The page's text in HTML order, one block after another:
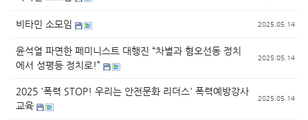
비타민 소모임 2025.05.14
윤석열 파면한 페미니스트 대행진 “차별과 혐오선동 정치
에서 성평등 정치로!”
2025.05.14
2025 '폭력 STOP! 우리는 안전문화 리더스' 폭력예방강사
교육
2025.05.14